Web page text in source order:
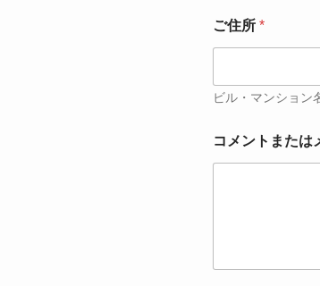
ご住所 *
ビル・マンション
コメントまたは